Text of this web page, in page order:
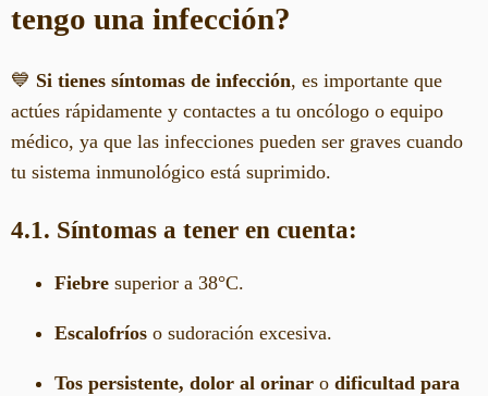
tengo una infección?
💙 Si tienes síntomas de infección, es importante que
actúes rápidamente y contactes a tu oncólogo o equipo
médico, ya que las infecciones pueden ser graves cuando
tu sistema inmunológico está suprimido.
4.1. Síntomas a tener en cuenta:
Fiebre superior a 38°C.
Escalofríos o sudoración excesiva.
Tos persistente, dolor al orinar o dificultad para